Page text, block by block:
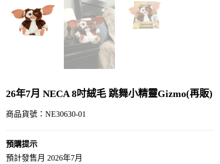
26年7月 NECA 8吋絨毛 跳舞小精靈Gizmo(再販)
商品貨號：NE30630-01
預購提示
預計發售月 2026年7月